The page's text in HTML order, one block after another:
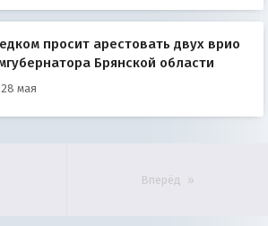
просит арестовать двух врио
Брянской области
мая
Вперёд